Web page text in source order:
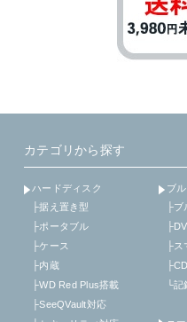
カテゴリから探す
ハードディスク
├据え置き型
├ポータブル
├ケース
├内蔵
├WD Red Plus搭載
├SeeQVault対応
ブ
├ブ
├ス
└記